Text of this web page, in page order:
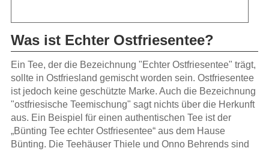
Was ist Echter Ostfriesentee?
Ein Tee, der die Bezeichnung "Echter Ostfriesentee" trägt,
sollte in Ostfriesland gemischt worden sein. Ostfriesentee
ist jedoch keine geschützte Marke. Auch die Bezeichnung
"ostfriesische Teemischung" sagt nichts über die Herkunft
aus. Ein Beispiel für einen authentischen Tee ist der
„Bünting Tee echter Ostfriesentee“ aus dem Hause
Bünting. Die Teehäuser Thiele und Onno Behrends sind